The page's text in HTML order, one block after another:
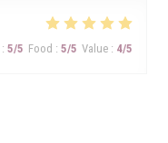
: 5/5 Food : 5/5 Value : 4/5